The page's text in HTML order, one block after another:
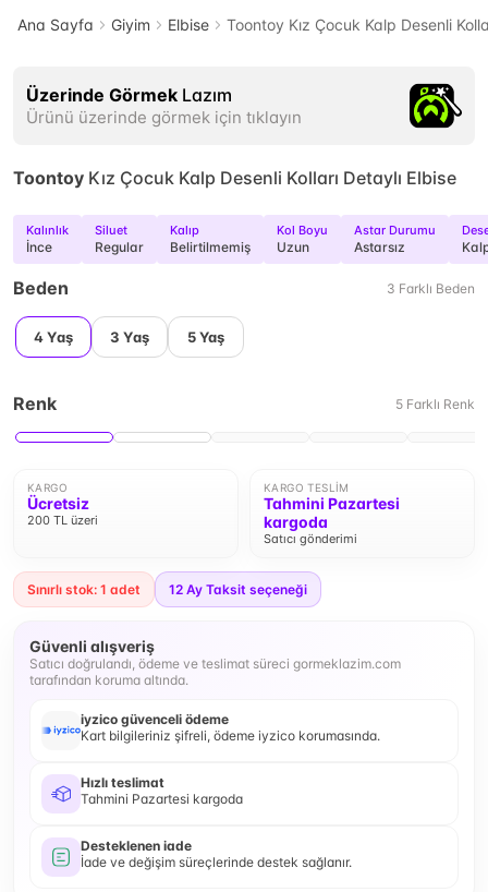
Ana Sayfa Giyim Elbise Toontoy Kız Çocuk Kalp Desenli
Üzerinde Görmek Lazım
Ürünü üzerinde görmek için tıklayın
Toontoy Kız Çocuk Kalp Desenli Kolları Detaylı Elbise
Kalınlık
İnce
Siluet
Regular
Kalıp
Belirtilmemiş
Kol Boyu
Uzun
Astar Durumu
Astarsız
Beden 3 Farklı Beden
4 Yaş 3 Yaş 5 Yaş
Renk 5 Farklı Renk
KARGO
Ücretsiz
200 TL üzeri
KARGO TESLIM
Tahmini Pazartesi
kargoda
Satıcı gönderimi
Sınırlı stok: 1 adet 12 Ay Taksit seçeneği
Güvenli alışveriş
Satıcı doğrulandı, ödeme ve teslimat süreci gormeklazim.com
tarafından koruma altında.
iyzico güvenceli ödeme
Kart bilgileriniz şifreli, ödeme iyzico korumasında.
Hızlı teslimat
Tahmini Pazartesi kargoda
Desteklenen iade
İade ve değişim süreçlerinde destek sağlanır.